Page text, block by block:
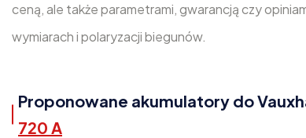
ceną, ale także parametrami, gwarancją czy
wymiarach i polaryzacji biegunów.
Proponowane akumulatory do
720 A